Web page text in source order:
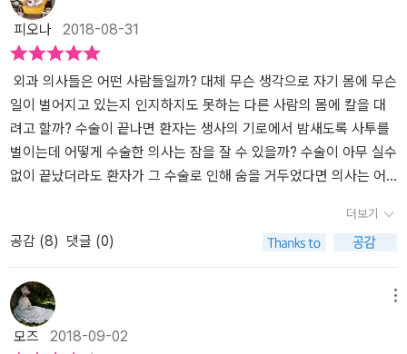
지고 자신의 방광에 있는 달걀만한 돌덩어리를 직접 빼냈다. 몸속 깊
숙이 의사의 메스가 들어가기 위해서는 마취제가 본격적으로 병원에
도입되는 19세기 중엽을 기다려야 했다. 오늘날에 마취 없이 환자의
몸에 메스를 대는 의사는 거의 없다. 결국 의학의 역사는 의사와 환자
의 관계 속에 진행된 크고 작은 수술들이 만들어낸 역사이다. 이 책은
수술의 역사를 조명하면서 의학사에 위대한 발자취를 남긴 인물들뿐
만 아니라 수술대 위에 누운 유명한 환자들도 소개한다. 의사와 환자,
이 두 사람의 만남은 소리 없이 아파져 오는 통증과 심한 부상을 입은
술실에서 만나는 두 사람 사이의 기류는 우리가 생각해도 긍정적일
수만은 없다. 환자는 통증과 죽음에 대한 두려움을 벗어나고자 하는
간절함으로 의사를 찾는다. 의사는 환자가 평소 건강한 모습으로 살
아갈 수 있도록 최선을 다해 돕는다. 의사와 환자는 서로 불편한 관계
가 아닌 질병과 맞서 싸우는 동반자이다. 그러나 의사에 대한 지나친
불신 때문에 최악의 상황을 자초하는 환자들도 있었다. 루이 14세의
하고환자에겐 세균의 침입을 막는 항생제가 투여돼야 하지만,항생제
의 원조인 페니실린이 대량생산된 건 2차대전 후반에 접어들면서부
터다.심지어 마취제가 쓰이게 된 것도 19세기 중반인 빅토리아 여왕
의 분만 때부터였다니,그 이전에 수술을 받은 환자들이 얼마나 힘들
었을까 싶다.‘그래서 외과의사는 늘 신속하게 움직여야 했다. 통증이
지속되는 시간을 최대한 줄여야 했기 때문이기도 했지만, 수술 보조
나 다른 도우미들이 환자를 붙들고 있는데여유롭게 수술할 겨를이 없
기 때문이기도 했다. 그로 인해 수술은 항상 빠를수록 좋은 것으로 여
그리고 그 수술을 기꺼이 감내했던 환자들 덕분에지금처럼 심장이식
수술이 가능한 시대가 열렸지 않겠는가, 하는 게이 책이 집필된 의도
이리라.매우 공들여 쓴 책이라는 걸 읽는 내내 느낄 수 있기도 하지만,
이 책의 최대 장점은 ‘재미’이며, 그 재미는 다음에서 기인한다.1) 일반
인은 접근하기 힘든, 수술과 관련된 과거 사건의 전말을 알려줌.2) 독
자가 흥미를 가질 만한 사건들을 선별하는 저자의 안목.3) 각 사건을
피오나 2018-08-31
외과 의사들은 어떤 사람들일까? 대체 무슨 생각으로 자기 몸에 무슨
일이 벌어지고 있는지 인지하지도 못하는 다른 사람의 몸에 칼을 대
려고 할까? 수술이 끝나면 환자는 생사의 기로에서 밤새도록 사투를
벌이는데 어떻게 수술한 의사는 잠을 잘 수 있을까? 수술이 아무 실수
없이 끝났더라도 환자가 그 수술로 인해 숨을 거두었다면 의사는 어
면 아주 똑똑한 사람들이거나 양심이라곤 없는 자들일까? 그들은 영
웅일까, 아니면 그저 과시욕에 찌든 사람들일까? p.19의학의 역사,
그것도 수술 현장에서 벌어지는 일들을 담고 있는 책이라고 해서 사
실 어느 정도는 정보 위주로 딱딱하거나, 알아들을 수 없는 전문 용어
들이 가득해 이해하기 어려울 거라고 생각했다. 그런데 예상 외로 너
무 재미있고, 쉽게 읽히는 책이었다. 저자가 현직 의사라고 해서 진료
더보기
공감 (8) 댓글 (0)
모즈 2018-09-02